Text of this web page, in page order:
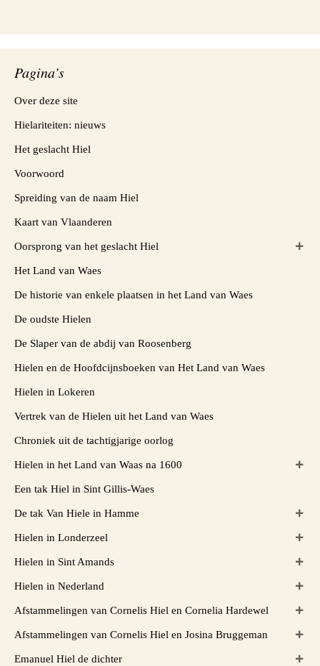
Pagina’s
Over deze site
Hielariteiten: nieuws
Het geslacht Hiel
Voorwoord
Spreiding van de naam Hiel
Kaart van Vlaanderen
Oorsprong van het geslacht Hiel
Het Land van Waes
De historie van enkele plaatsen in het Land van Waes
De oudste Hielen
De Slaper van de abdij van Roosenberg
Hielen en de Hoofdcijnsboeken van Het Land van Waes
Hielen in Lokeren
Vertrek van de Hielen uit het Land van Waes
Chroniek uit de tachtigjarige oorlog
Hielen in het Land van Waas na 1600
Een tak Hiel in Sint Gillis-Waes
De tak Van Hiele in Hamme
Hielen in Londerzeel
Hielen in Sint Amands
Hielen in Nederland
Afstammelingen van Cornelis Hiel en Cornelia Hardewel
Afstammelingen van Cornelis Hiel en Josina Bruggeman
Emanuel Hiel de dichter